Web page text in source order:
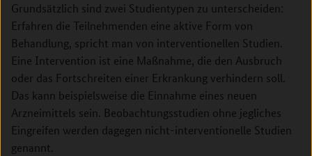
Grundsätzlich sind zwei Studientypen zu unterscheiden:
Erfahren die Teilnehmenden eine aktive Form von
Behandlung, spricht man von interventionellen Studien.
Eine Intervention ist eine Maßnahme, die den Ausbruch
oder das Fortschreiten einer Erkrankung verhindern soll.
Das kann beispielsweise die Einnahme eines neuen
Arzneimittels sein. Beobachtungsstudien ohne jegliches
Eingreifen werden dagegen nicht-interventionelle Studien
genannt.